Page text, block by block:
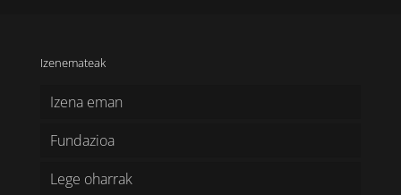
Izenemateak
Izena eman
Fundazioa
Lege oharrak